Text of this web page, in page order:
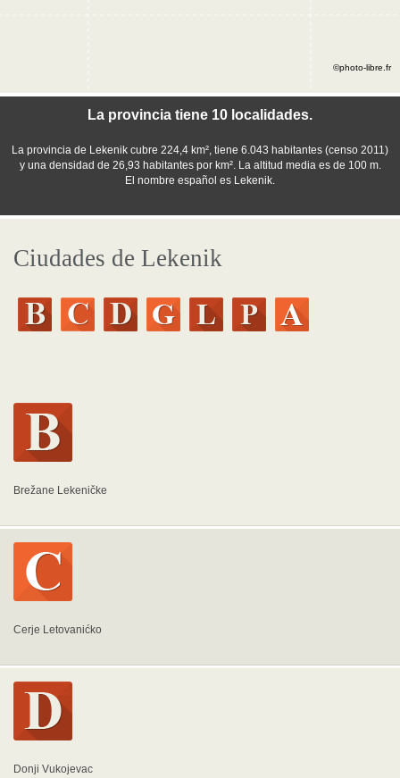
La provincia tiene 10 localidades.
La provincia de Lekenik cubre 224,4 km², tiene 6.043 habitantes (censo 2011)
y una densidad de 26,93 habitantes por km². La altitud media es de 100 m.
El nombre español es Lekenik.
©photo-libre.fr
Ciudades de Lekenik
Brežane Lekeničke
Cerje Letovanićko
Donji Vukojevac